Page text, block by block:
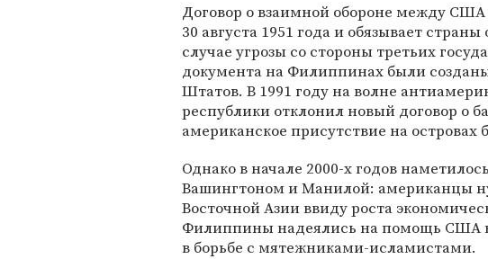
Договор о взаимной обороне между
30 августа 1951 года и обязывает
случае угрозы со стороны третьих
документа на Филиппинах были
Штатов. В 1991 году на волне
республики отклонил новый договор о
американское присутствие на островах
Однако в начале 2000-х годов
Вашингтоном и Манилой: американцы
Восточной Азии ввиду роста
Филиппины надеялись на помощь США
в борьбе с мятежниками-исламистами.